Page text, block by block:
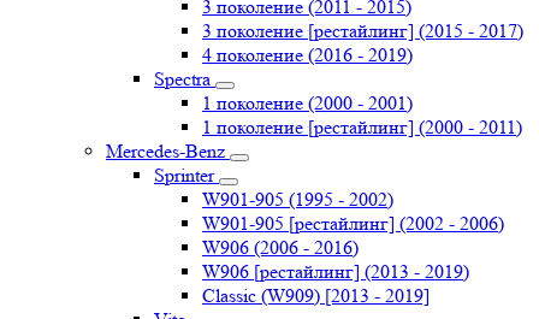
3 поколение (2011 - 2015)
3 поколение [рестайлинг] (2015 - 2017)
4 поколение (2016 - 2019)
Spectra
1 поколение (2000 - 2001)
1 поколение [рестайлинг] (2000 - 2011)
Mercedes-Benz
Sprinter
W901-905 (1995 - 2002)
W901-905 [рестайлинг] (2002 - 2006)
W906 (2006 - 2016)
W906 [рестайлинг] (2013 - 2019)
Classic (W909) [2013 - 2019]